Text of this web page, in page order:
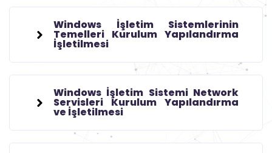
Windows İşletim Sistemlerinin
Temelleri Kurulum Yapılandırma
İşletilmesi
Windows İşletim Sistemi Network
Servisleri Kurulum Yapılandırma
ve İşletilmesi